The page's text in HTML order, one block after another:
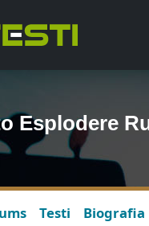
Esplodere
Testi Biografia